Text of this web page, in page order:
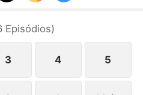
Ele se apaixona por
está disposto a sacrificar
que ser feita: Um
dominador ou um
Episódios)
3 4 5